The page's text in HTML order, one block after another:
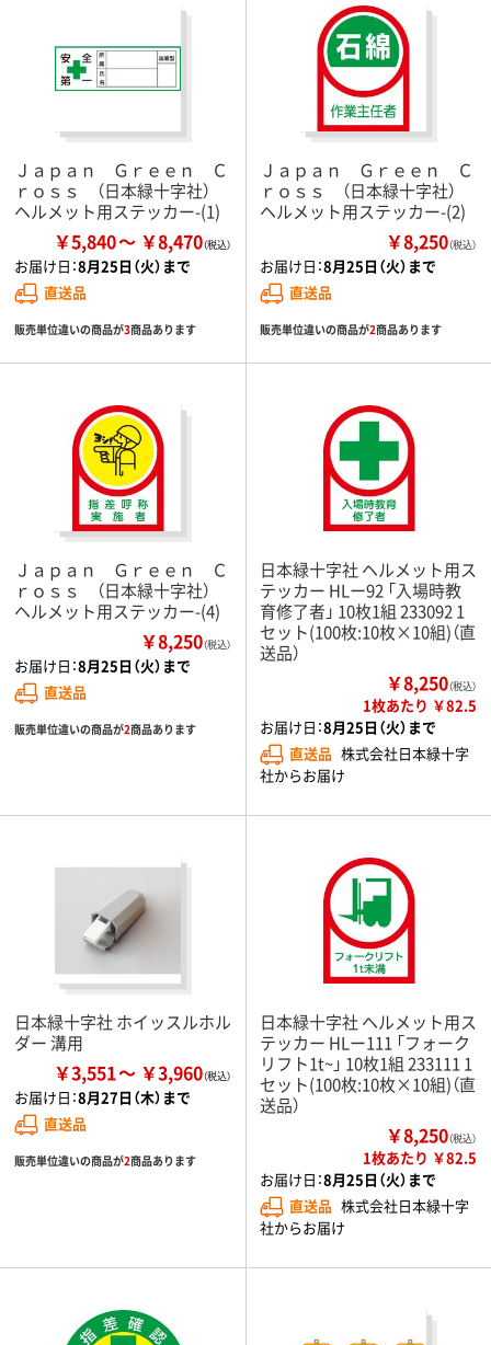
Ｊａｐａｎ Ｇｒｅｅｎ Ｃ
ｒｏｓｓ （日本緑十字社）
ヘルメット用ステッカー-(1)
￥5,840 ￥8,470
お届け日：8月25日（火）まで
直送品
販売単位違いの商品が3商品あります
Ｊａｐａｎ Ｇｒｅｅｎ Ｃ
ｒｏｓｓ （日本緑十字社）
ヘルメット用ステッカー-(2)
￥8,250（税込）
お届け日：8月25日（火）まで
直送品
販売単位違いの商品が2商品あります
Ｊａｐａｎ Ｇｒｅｅｎ Ｃ
ｒｏｓｓ （日本緑十字社）
ヘルメット用ステッカー-(4)
￥8,250（税込）
お届け日：8月25日（火）まで
直送品
販売単位違いの商品が2商品あります
日本緑十字社 ヘルメット用ス
テッカー HLー92 「入場時教
育修了者」 10枚1組 233092 1
セット(100枚:10枚×10組)（直
送品）
￥8,250（税込）
1枚あたり ￥82.5
お届け日：8月25日（火）まで
直送品 株式会社日本緑十字
社からお届け
日本緑十字社 ホイッスルホル
ダー 溝用
￥3,551 ￥3,960
お届け日：8月27日（木）まで
直送品
販売単位違いの商品が2商品あります
日本緑十字社 ヘルメット用ス
テッカー HLー111 「フォーク
リフト1t~」 10枚1組 233111 1
セット(100枚:10枚×10組)（直
送品）
￥8,250（税込）
1枚あたり ￥82.5
お届け日：8月25日（火）まで
直送品 株式会社日本緑十字
社からお届け